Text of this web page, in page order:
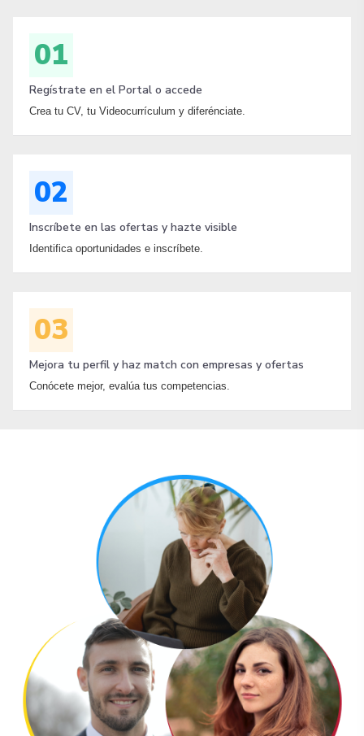
01
Regístrate en el Portal o accede
Crea tu CV, tu Videocurrículum y diferénciate.
02
Inscríbete en las ofertas y hazte visible
Identifica oportunidades e inscríbete.
03
Mejora tu perfil y haz match con empresas y ofertas
Conócete mejor, evalúa tus competencias.